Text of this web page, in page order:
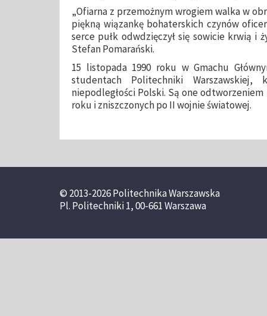
„Ofiarna z przemożnym wrogiem walka w
piękną wiązankę bohaterskich czynów
serce pułk odwdzięczył się sowicie krwią i
Stefan Pomarański.
15 listopada 1990 roku w Gmachu
studentach Politechniki
niepodległości Polski. Są one
roku i zniszczonych po II wojnie światowej.
© 2013-2026 Politechnika Warszawska
Pl. Politechniki 1, 00-661 Warszawa